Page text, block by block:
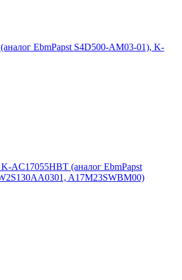
EbmPapst S4D500-AM03-01), K-
AC17055HBT (аналог EbmPapst
A17M23SWBM00)